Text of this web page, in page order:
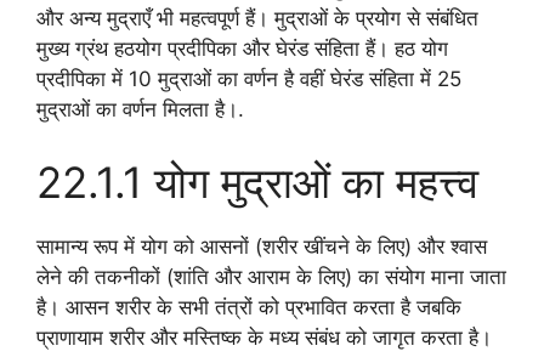
और अन्य मुद्राएँ भी महत्वपूर्ण हैं। मुद्राओं के प्रयोग से संबंधित
मुख्य ग्रंथ हठयोग प्रदीपिका और घेरंड संहिता हैं। हठ योग
प्रदीपिका में 10 मुद्राओं का वर्णन है वहीं घेरंड संहिता में 25
मुद्राओं का वर्णन मिलता है।.
22.1.1 योग मुद्राओं का महत्त्व
सामान्य रूप में योग को आसनों (शरीर खींचने के लिए) और श्वास
लेने की तकनीकों (शांति और आराम के लिए) का संयोग माना जाता
है। आसन शरीर के सभी तंत्रों को प्रभावित करता है जबकि
प्राणायाम शरीर और मस्तिष्क के मध्य संबंध को जागृत करता है।